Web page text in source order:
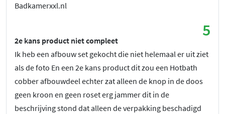
Badkamerxxl.nl
5
2e kans product niet compleet
Ik heb een afbouw set gekocht die niet helemaal er uit ziet
als de foto En een 2e kans product dit zou een Hotbath
cobber afbouwdeel echter zat alleen de knop in de doos
geen kroon en geen roset erg jammer dit in de
beschrijving stond dat alleen de verpakking beschadigd